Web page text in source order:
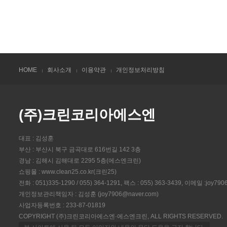
HOME 회사소개 이용약관 개인정보처리방침
(주)크린코리아에스엔
대표 : 김성훈
부산 : 부산시 북구 금곡대로 616번길 142 3층
경남 : 김해시 김해대로 2295 5층(에스엔크린)
쇼핑몰 : www.clean25.co.kr(크린25)
전화 : 051)335-1290 / 055) 364-1291, 팩스 : 055) 363-3439, 이메일
개인정보관리책임자 : 김성훈 (joy7906@naver.com)
사업자등록번호 : 233-87-01819
COPYRIGHT (주)크린코리아에스엔·에스엔크린, ALL RIGHTS RESERVED.